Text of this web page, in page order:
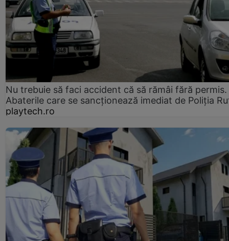
Nu trebuie să faci accident că să rămâi fără permis.
Abaterile care se sancționează imediat de Poliţia
playtech.ro